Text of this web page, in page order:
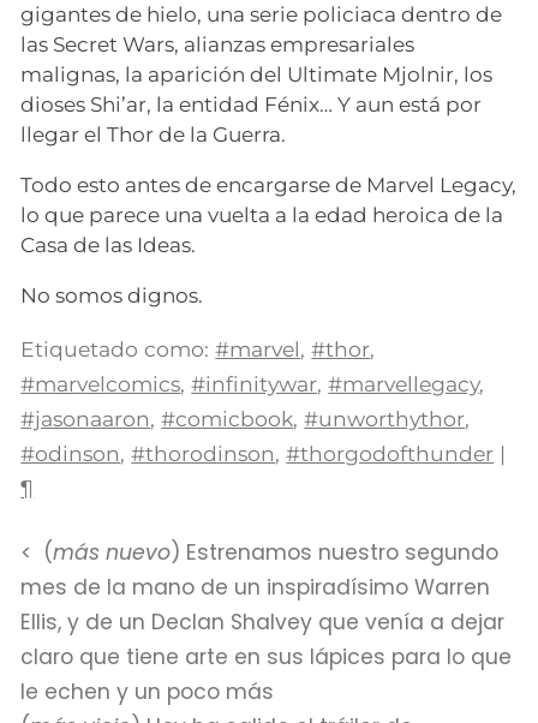
gigantes de hielo, una serie policiaca dentro de
las Secret Wars, alianzas empresariales
malignas, la aparición del Ultimate Mjolnir, los
dioses Shi’ar, la entidad Fénix… Y aun está por
llegar el Thor de la Guerra.
Todo esto antes de encargarse de Marvel Legacy,
lo que parece una vuelta a la edad heroica de la
Casa de las Ideas.
No somos dignos.
Etiquetado como: #marvel,#thor,
#marvelcomics,#infinitywar,#marvellegacy,
#jasonaaron,#comicbook,#unworthythor,
#odinson,#thorodinson,#thorgodofthunder |
¶
(más nuevo) Estrenamos nuestro segundo
mes de la mano de un inspiradísimo Warren
Ellis, y de un Declan Shalvey que venía a dejar
claro que tiene arte en sus lápices para lo que
le echen y un poco más